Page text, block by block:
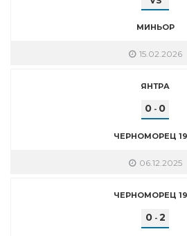
МИНЬОР
15.02.2026
ЯНТРА
0 - 0
ЧЕРНОМОРЕЦ
06.12.2025
ЧЕРНОМОРЕЦ
0- 2